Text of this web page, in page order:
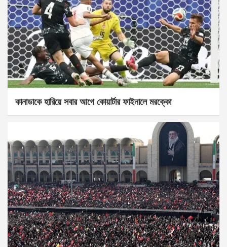
কানাডাকে হারিয়ে সবার আগে কোয়ার্টার ফাইনালে মরক্কো